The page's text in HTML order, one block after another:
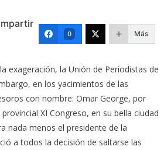
0 Más
exageración, la Unión de Periodistas de
en los yacimientos de las
con nombre: Omar George, por
XI Congreso, en su bella ciudad
nada menos el presidente de la
a todos la decisión de saltarse las